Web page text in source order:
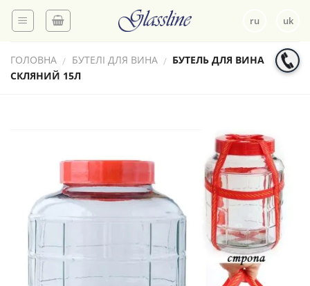
Skip
ru uk
ГОЛОВНА / БУТЕЛІ ДЛЯ ВИНА / БУТЕЛЬ ДЛЯ ВИНА
СКЛЯНИЙ 15Л